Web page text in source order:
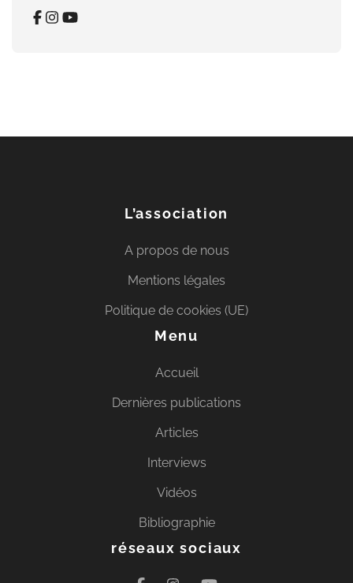
L’association
A propos de nous
Mentions légales
Politique de cookies (UE)
Menu
Accueil
Dernières publications
Articles
Interviews
Vidéos
Bibliographie
réseaux sociaux